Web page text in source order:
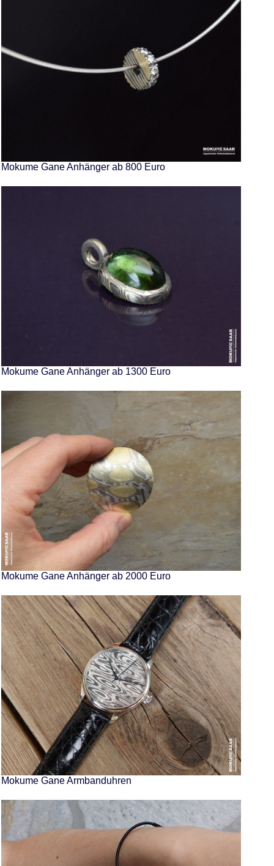
Mokume Gane Anhänger ab 800 Euro
Mokume Gane Anhänger ab 1300 Euro
Mokume Gane Anhänger ab 2000 Euro
Mokume Gane Armbanduhren